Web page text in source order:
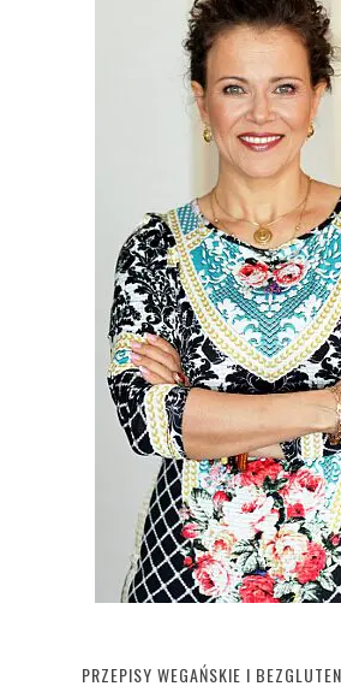
PRZEPISY WEGAŃSKIE I